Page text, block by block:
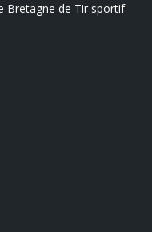
Bretagne de Tir sportif